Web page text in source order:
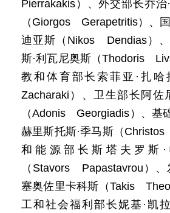
Pierrakakis）、外交部长乔
（Giorgos Gerapetritis）、
迪亚斯（Nikos Dendias）
斯·利瓦尼奥斯（Thodoris
教和体育部长索菲亚·扎
Zacharaki）、卫生部长阿佐
（Adonis Georgiadis）、基
赫里斯托斯·季马斯（
和能源部长斯塔夫罗斯
（Stavors Papastavrou）、
塞奥佐里卡科斯（Takis
工和社会福利部长妮基·凯